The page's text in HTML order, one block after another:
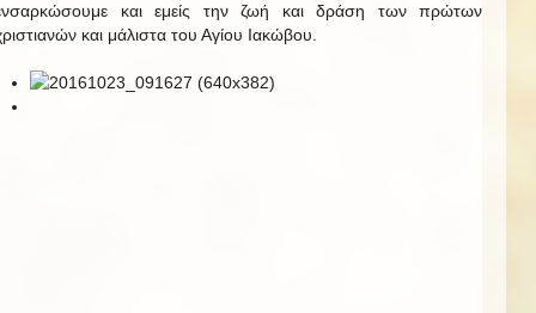
και εμείς την ζωή και δράση των πρώτων
και μάλιστα του Αγίου Ιακώβου.